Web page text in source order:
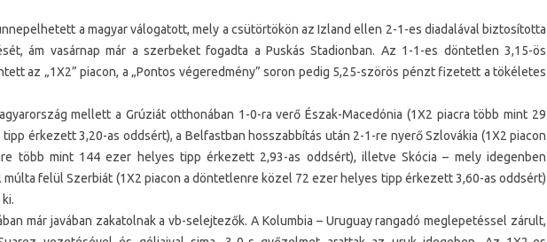
a magyar válogatott, mely a csütörtökön az Izland ellen 2-1-es diadalával biztosította
ám vasárnap már a szerbeket fogadta a Puskás Stadionban. Az 1-1-es döntetlen 3,15-ös
az „1X2” piacon, a „Pontos végeredmény” soron pedig 5,25-szörös pénzt fizetett a tökéletes
mellett a Grúziát otthonában 1-0-ra verő Észak-Macedónia (1X2 piacra több mint 29
érkezett 3,20-as oddsért), a Belfastban hosszabbítás után 2-1-re nyerő Szlovákia (1X2 piacon
több mint 144 ezer helyes tipp érkezett 2,93-as oddsért), illetve Skócia – mely idegenben
múlta felül Szerbiát (1X2 piacon a döntetlenre közel 72 ezer helyes tipp érkezett 3,60-as oddsért)
már javában zakatolnak a vb-selejtezők. A Kolumbia – Uruguay rangadó meglepetéssel zárult,